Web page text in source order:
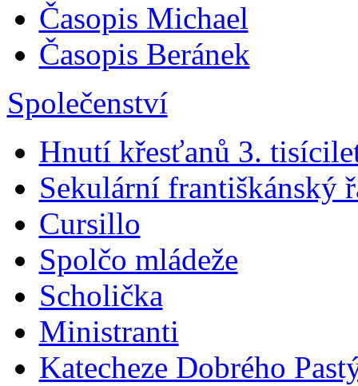
Časopis Michael
Časopis Beránek
Společenství
Hnutí křesťanů 3.
Sekulární františkánský
Cursillo
Spolčo mládeže
Scholička
Ministranti
Katecheze Dobrého